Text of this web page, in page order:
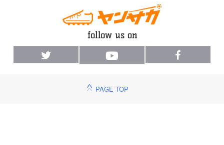
PAGE TOP